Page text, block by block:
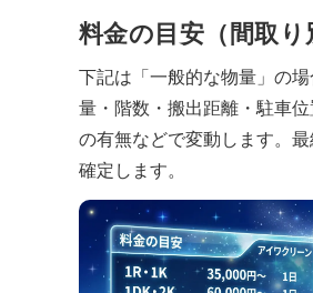
料金の目安（間取り
下記は「一般的な物量」の
量・階数・搬出距離・駐車
の有無などで変動します。
確定します。